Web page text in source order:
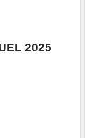
2025